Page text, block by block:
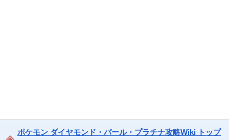
ポケモン ダイヤモンド・パール・プラチナ攻略Wiki トップ